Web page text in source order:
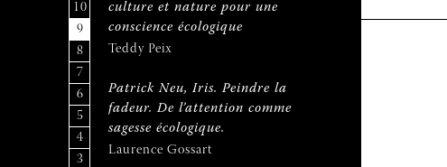
10
9
8
7
6
5
4
3
culture et nature pour une
conscience écologique
Teddy Peix
Patrick Neu, Iris. Peindre la
fadeur. De l’attention comme
sagesse écologique.
Laurence Gossart